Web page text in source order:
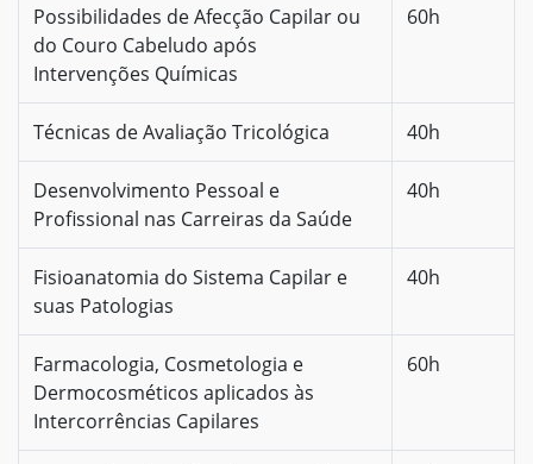
Possibilidades de Afecção Capilar ou
do Couro Cabeludo após
Intervenções Químicas
60h
Técnicas de Avaliação Tricológica 40h
Desenvolvimento Pessoal e
Profissional nas Carreiras da Saúde
40h
Fisioanatomia do Sistema Capilar e
suas Patologias
40h
Farmacologia, Cosmetologia e
Dermocosméticos aplicados às
Intercorrências Capilares
60h